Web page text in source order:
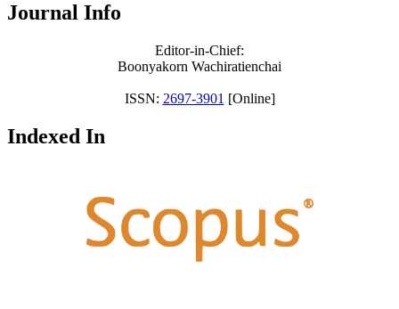
Journal Info
Editor-in-Chief:
Boonyakorn Wachiratienchai
ISSN: 2697-3901 [Online]
Indexed In